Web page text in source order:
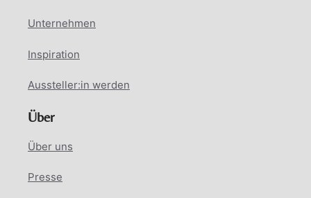
Unternehmen
Inspiration
Aussteller:in werden
Über
Über uns
Presse